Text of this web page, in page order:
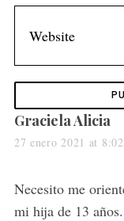
s
a
s
:
Graciela Alicia
27 enero 2021 at 8:02
Necesito me
mi hija de 13